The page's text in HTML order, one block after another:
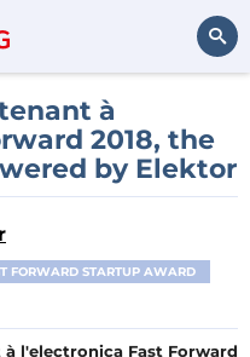
à
2018, the
by Elektor
FORWARD STARTUP AWARD